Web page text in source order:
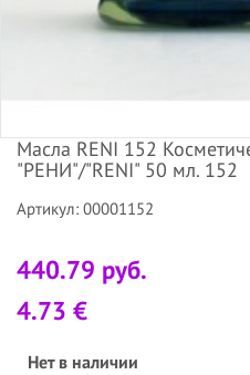
Масла RENI 152
"РЕНИ"/"RENI" 50 мл. 152
Артикул: 00001152
440.79 руб.
4.73 €
Нет в наличии